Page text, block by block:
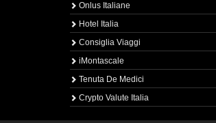
Onlus Italiane
Hotel Italia
Consiglia Viaggi
iMontascale
Tenuta De Medici
Crypto Valute Italia